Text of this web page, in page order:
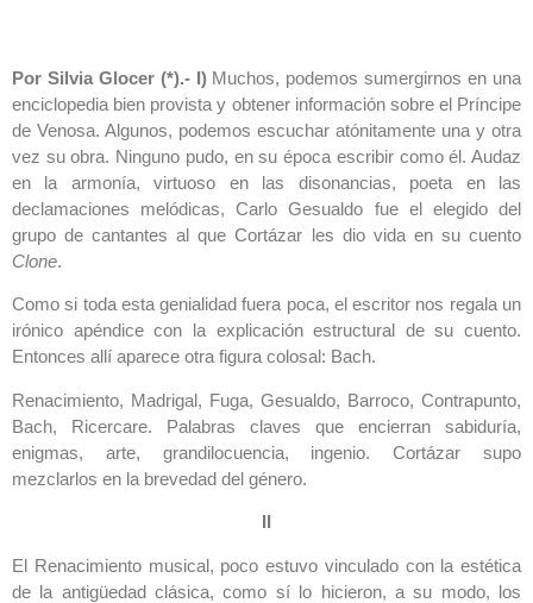
Por Silvia Glocer (*).- I) Muchos, podemos sumergirnos en una
enciclopedia bien provista y obtener información sobre el Príncipe
de Venosa. Algunos, podemos escuchar atónitamente una y otra
vez su obra. Ninguno pudo, en su época escribir como él. Audaz
en la armonía, virtuoso en las disonancias, poeta en las
declamaciones melódicas, Carlo Gesualdo fue el elegido del
grupo de cantantes al que Cortázar les dio vida en su cuento
Clone.
Como si toda esta genialidad fuera poca, el escritor nos regala un
irónico apéndice con la explicación estructural de su cuento.
Entonces allí aparece otra figura colosal: Bach.
Renacimiento, Madrigal, Fuga, Gesualdo, Barroco, Contrapunto,
Bach, Ricercare. Palabras claves que encierran sabiduría,
enigmas, arte, grandilocuencia, ingenio. Cortázar supo
mezclarlos en la brevedad del género.
II
El Renacimiento musical, poco estuvo vinculado con la estética
de la antigüedad clásica, como sí lo hicieron, a su modo, los